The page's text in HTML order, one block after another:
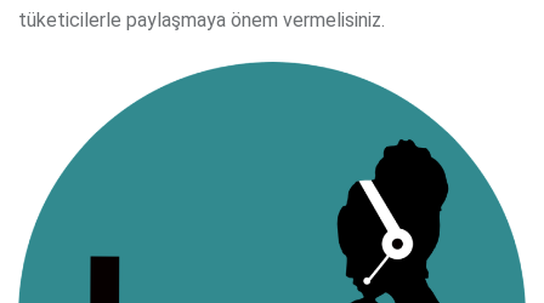
tüketicilerle paylaşmaya önem vermelisiniz.